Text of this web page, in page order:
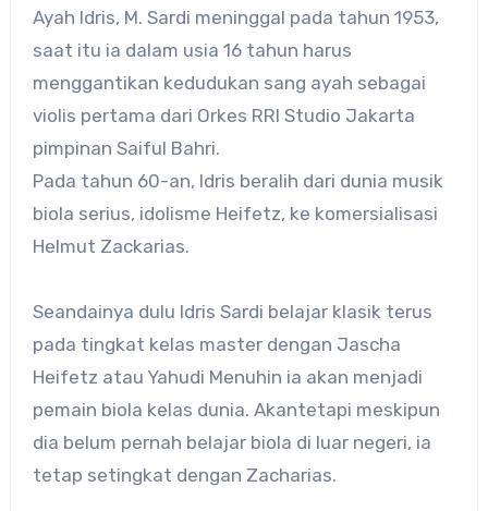
Ayah Idris, M. Sardi meninggal pada tahun 1953,
saat itu ia dalam usia 16 tahun harus
menggantikan kedudukan sang ayah sebagai
violis pertama dari Orkes RRI Studio Jakarta
pimpinan Saiful Bahri.
Pada tahun 60-an, Idris beralih dari dunia musik
biola serius, idolisme Heifetz, ke komersialisasi
Helmut Zackarias.
Seandainya dulu Idris Sardi belajar klasik terus
pada tingkat kelas master dengan Jascha
Heifetz atau Yahudi Menuhin ia akan menjadi
pemain biola kelas dunia. Akantetapi meskipun
dia belum pernah belajar biola di luar negeri, ia
tetap setingkat dengan Zacharias.